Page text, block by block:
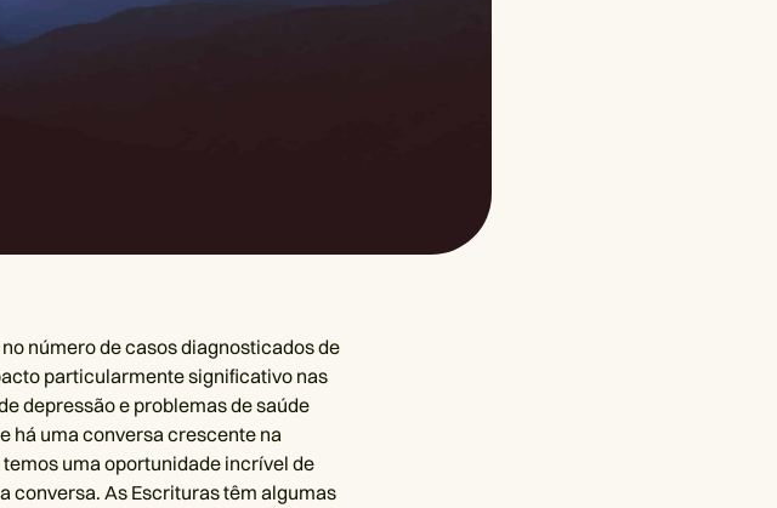
número de casos diagnosticados de
particularmente significativo nas
depressão e problemas de saúde
há uma conversa crescente na
uma oportunidade incrível de
conversa. As Escrituras têm algumas